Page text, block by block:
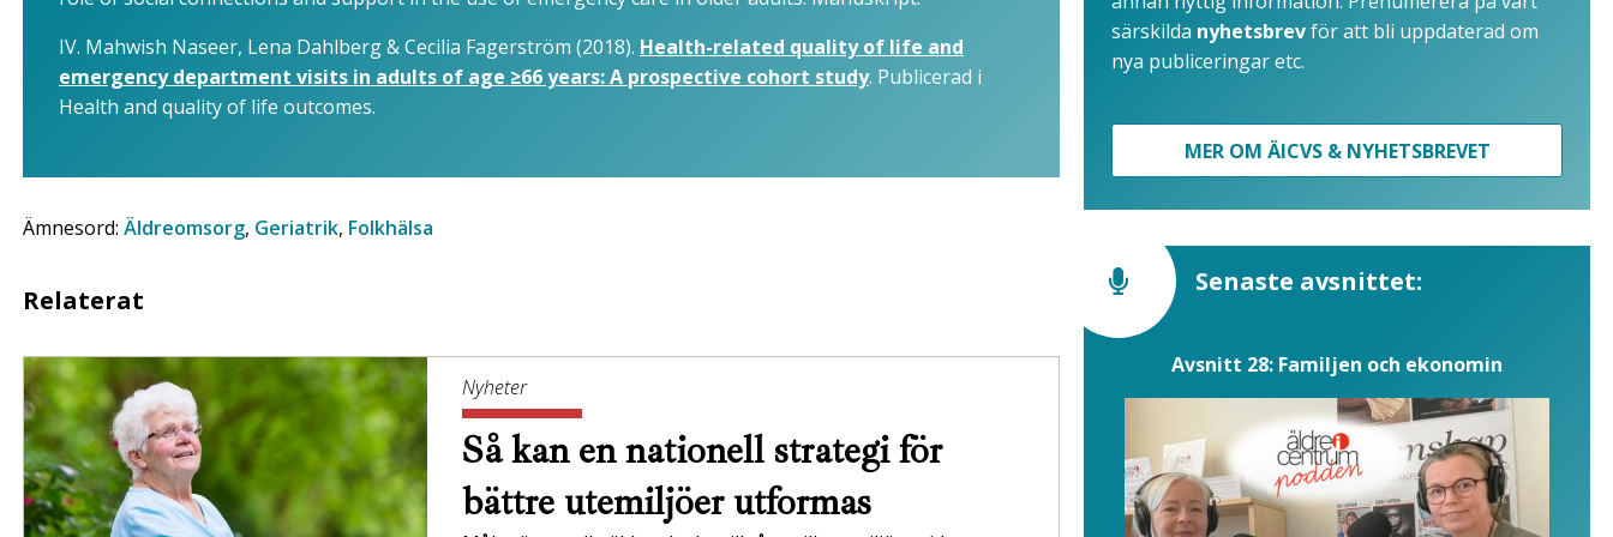
IV. Mahwish Naseer, Lena Dahlberg & Cecilia Fagerström (2018). Health-related quality of life and
emergency department visits in adults of age ≥66 years: A prospective cohort study. Publicerad i
Health and quality of life outcomes.
Ämnesord: Äldreomsorg, Geriatrik, Folkhälsa
Relaterat
Nyheter
Så kan en nationell strategi för
bättre utemiljöer utformas
särskilda nyhetsbrevför att bli uppdaterad om
nya publiceringar etc.
MER OM ÄICVS & NYHETSBREVET
Senaste avsnittet:
Avsnitt 28: Familjen och ekonomin